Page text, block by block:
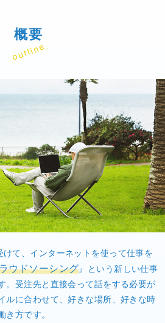
概要
outline
て、インターネットを使って仕事を
ウドソーシング』という新しい仕事
。受注先と直接会って話をする必要が
ルに合わせて、好きな場所、好きな時
き方です。